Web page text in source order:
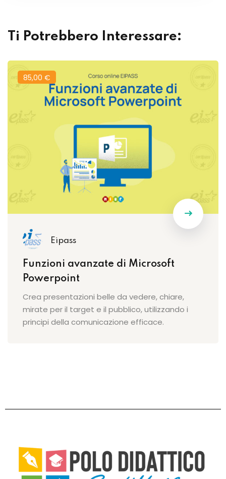
Ti Potrebbero Interessare:
85,00 €
Eipass
Funzioni avanzate di Microsoft
Powerpoint
Crea presentazioni belle da vedere, chiare,
mirate per il target e il pubblico, utilizzando i
principi della comunicazione efficace.